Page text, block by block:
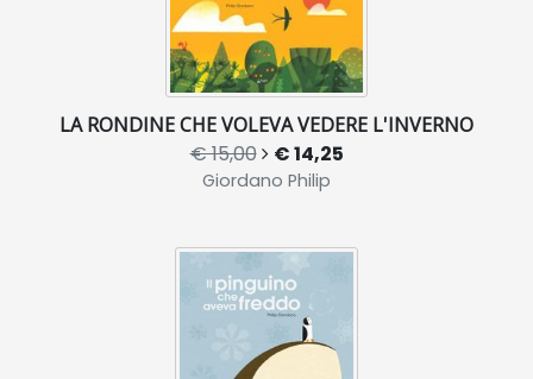
LA RONDINE CHE VOLEVA VEDERE L'INVERNO
€ 15,00 € 14,25
Giordano Philip